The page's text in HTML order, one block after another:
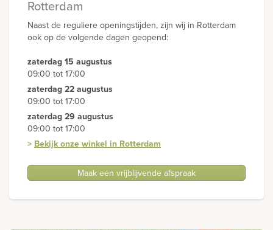
Rotterdam
Naast de reguliere openingstijden, zijn wij in Rotterdam
ook op de volgende dagen geopend:
zaterdag 15 augustus
09:00 tot 17:00
zaterdag 22 augustus
09:00 tot 17:00
zaterdag 29 augustus
09:00 tot 17:00
> Bekijk onze winkel in Rotterdam
Maak een vrijblijvende afspraak